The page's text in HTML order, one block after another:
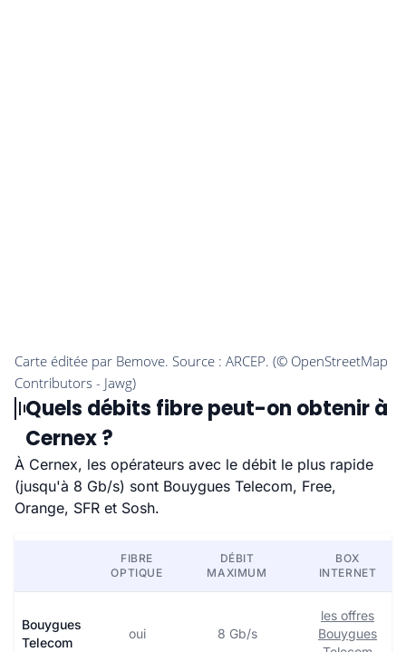
Quels débits fibre peut-on obtenir à
Cernex ?
À Cernex, les opérateurs avec le débit le plus rapide
(jusqu'à 8 Gb/s) sont Bouygues Telecom, Free,
Orange, SFR et Sosh.
FIBRE
OPTIQUE
DÉBIT
MAXIMUM
BOX
INTERNET
Bouygues
Telecom
oui 8 Gb/s
les offres
Bouygues